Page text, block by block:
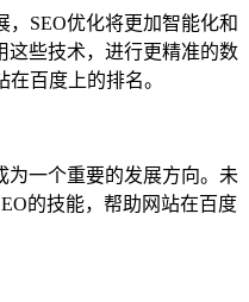
，SEO优化将更加智能化和
这些技术，进行更精准的数
百度上的排名。
为一个重要的发展方向。未
的技能，帮助网站在百度